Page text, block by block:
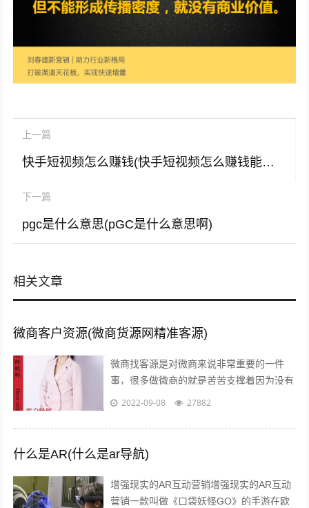
上一篇
快手短视频怎么赚钱(快手短视频怎么赚钱能回本吗)
下一篇
pgc是什么意思(pGC是什么意思啊)
相关文章
微商客户资源(微商货源网精准客源)
微商找客源是对微商来说非常重要的一件
事，很多做微商的就是苦苦支撑着因为没有
客源，微商如何找客源一直是一个不衰的话
定...
2022-09-08 27882
什么是AR(什么是ar导航)
增强现实的AR互动营销增强现实的AR互动
营销一款叫做《口袋妖怪GO》的手游在欧